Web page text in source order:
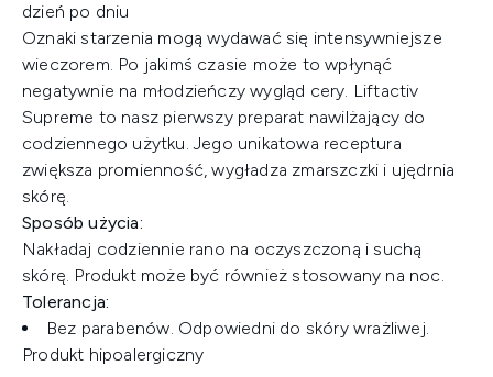
dzień po dniu
Oznaki starzenia mogą wydawać się intensywniejsze
wieczorem. Po jakimś czasie może to wpłynąć
negatywnie na młodzieńczy wygląd cery. Liftactiv
Supreme to nasz pierwszy preparat nawilżający do
codziennego użytku. Jego unikatowa receptura
zwiększa promienność, wygładza zmarszczki i ujędrnia
skórę.
Sposób użycia:
Nakładaj codziennie rano na oczyszczoną i suchą
skórę. Produkt może być również stosowany na noc.
Tolerancja:
Bez parabenów. Odpowiedni do skóry wrażliwej.
Produkt hipoalergiczny